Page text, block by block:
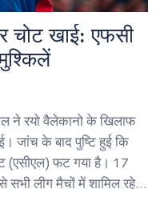
चोट खाई: एफसी
ने रयो वैलेकानो के खिलाफ
जांच के बाद पुष्टि हुई कि
(एसीएल) फट गया है। 17
सभी लीग मैचों में शामिल रहे